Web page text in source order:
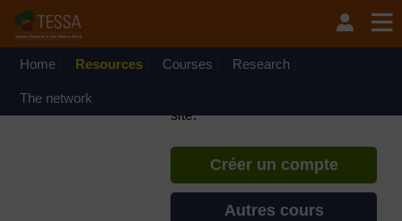
Home Resources Courses Research
The network
TESSA - République du
Si vous créez un compte, vous
site.
Créer un compte
Autres cours